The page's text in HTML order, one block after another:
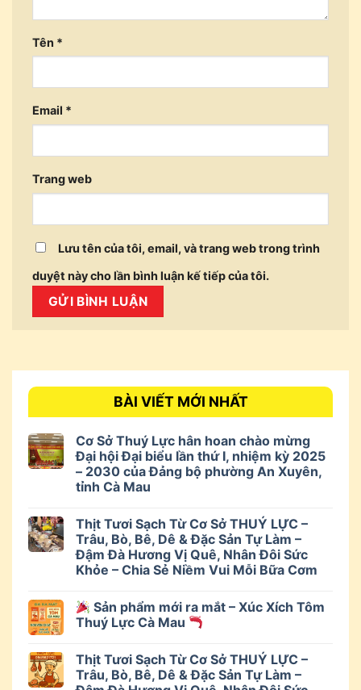
Tên *
Email *
Trang web
Lưu tên của tôi, email, và trang web trong trình
duyệt này cho lần bình luận kế tiếp của tôi.
BÀI VIẾT MỚI NHẤT
Cơ Sở Thuý Lực hân hoan chào mừng
Đại hội Đại biểu lần thứ I, nhiệm kỳ 2025
– 2030 của Đảng bộ phường An Xuyên,
tỉnh Cà Mau
Thịt Tươi Sạch Từ Cơ Sở THUÝ LỰC –
Trâu, Bò, Bê, Dê & Đặc Sản Tự Làm –
Đậm Đà Hương Vị Quê, Nhân Đôi Sức
Khỏe – Chia Sẻ Niềm Vui Mỗi Bữa Cơm
Sản phẩm mới ra mắt – Xúc Xích Tôm
Thuý Lực Cà Mau
Thịt Tươi Sạch Từ Cơ Sở THUÝ LỰC –
Trâu, Bò, Bê, Dê & Đặc Sản Tự Làm –